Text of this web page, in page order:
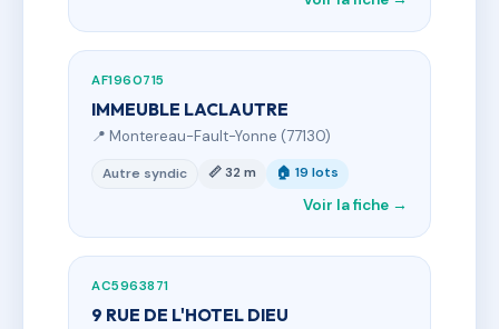
AF1960715
IMMEUBLE LACLAUTRE
📍 Montereau-Fault-Yonne (77130)
Autre syndic 📏 32 m 🏠 19 lots
Voir la fiche →
AC5963871
9 RUE DE L'HOTEL DIEU